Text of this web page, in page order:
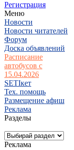
Регистрация
Меню
Новости
Новости читателей
Форум
Доска объявлений
Расписание
автобусов с
15.04.2026
SETIкет
Тех. помощь
Размещение афиш
Реклама
Разделы
Реклама